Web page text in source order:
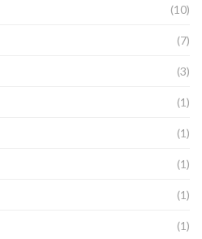
(10)
(7)
(3)
(1)
(1)
(1)
(1)
(1)